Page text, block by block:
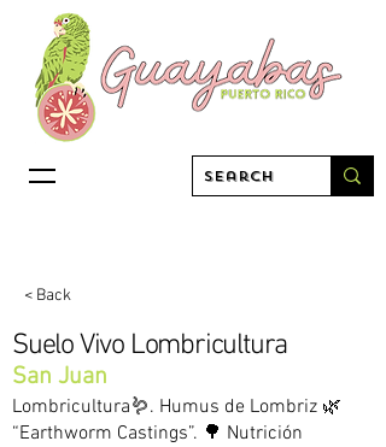
< Back
Suelo Vivo Lombricultura
San Juan
Lombricultura🪱. Humus de Lombriz 🌿
“Earthworm Castings”. 🌳 Nutrición